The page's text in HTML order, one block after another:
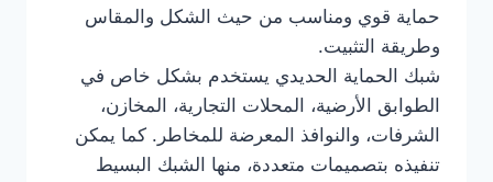
حماية قوي ومناسب من حيث الشكل والمقاس
وطريقة التثبيت.
شبك الحماية الحديدي يستخدم بشكل خاص في
الطوابق الأرضية، المحلات التجارية، المخازن،
الشرفات، والنوافذ المعرضة للمخاطر. كما يمكن
تنفيذه بتصميمات متعددة، منها الشبك البسيط